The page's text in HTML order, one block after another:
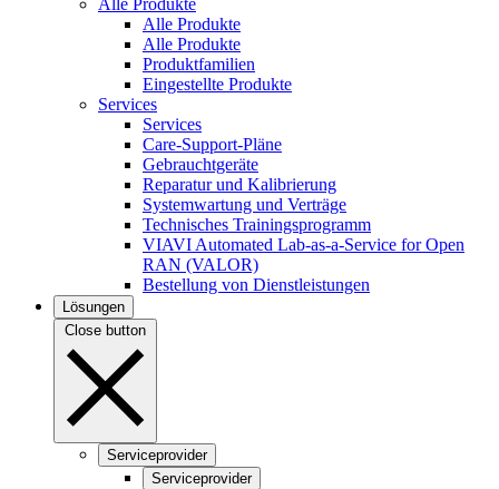
Alle Produkte
Alle Produkte
Alle Produkte
Produktfamilien
Eingestellte Produkte
Services
Services
Care-Support-Pläne
Gebrauchtgeräte
Reparatur und Kalibrierung
Systemwartung und Verträge
Technisches Trainingsprogramm
VIAVI Automated Lab-as-a-Service for Open
RAN (VALOR)
Bestellung von Dienstleistungen
Lösungen
Close button
Serviceprovider
Serviceprovider